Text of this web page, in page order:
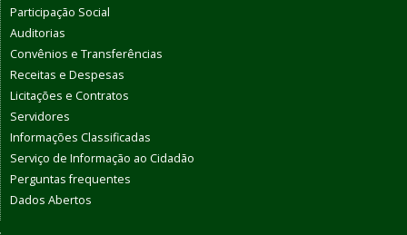
Participação Social
Auditorias
Convênios e Transferências
Receitas e Despesas
Licitações e Contratos
Servidores
Informações Classificadas
Serviço de Informação ao Cidadão
Perguntas frequentes
Dados Abertos